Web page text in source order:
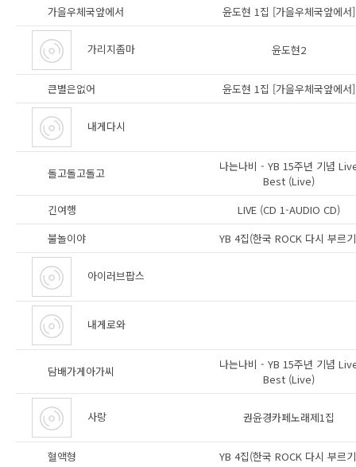
가을우체국앞에서
윤도현 1집 [가을우체국앞에서]
가리지좀마 윤도현2
큰별은없어 윤도현 1집 [가을우체국앞에서]
내게다시
돌고돌고돌고
나는나비 - YB 15주년 기념
Best (Live)
긴여행
LIVE (CD 1-AUDIO CD)
불놀이야
YB 4집(한국 ROCK 다시 부르
아이러브팝스
내게로와
담배가게아가씨
나는나비 - YB 15주년 기념
Best (Live)
사랑 권윤경카페노래제1집
혈액형 YB 4집(한국 ROCK 다시 부르